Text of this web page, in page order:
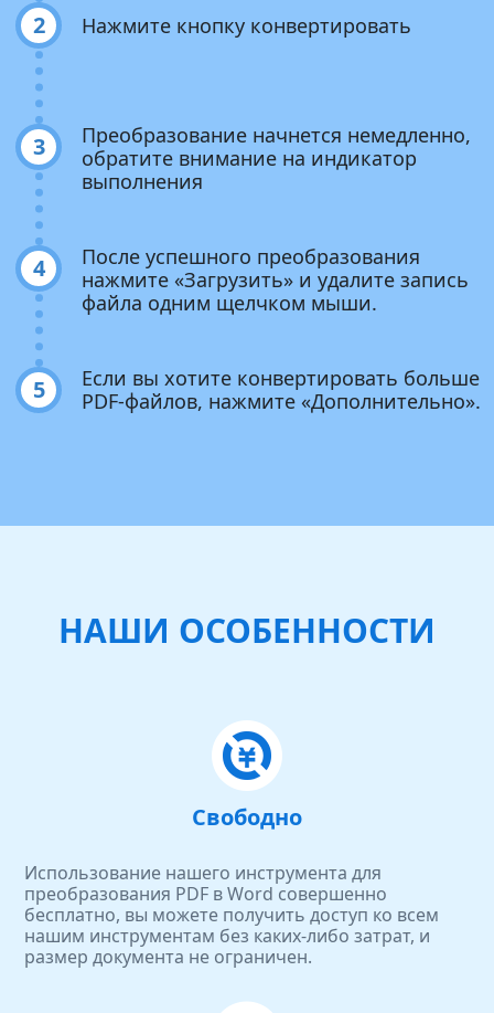
2 Нажмите кнопку конвертировать
3
Преобразование начнется немедленно,
обратите внимание на индикатор
выполнения
4
После успешного преобразования
нажмите «Загрузить» и удалите запись
файла одним щелчком мыши.
5
Если вы хотите конвертировать больше
PDF-файлов, нажмите «Дополнительно».
НАШИ ОСОБЕННОСТИ
Свободно
Использование нашего инструмента для
преобразования PDF в Word совершенно
бесплатно, вы можете получить доступ ко всем
нашим инструментам без каких-либо затрат, и
размер документа не ограничен.